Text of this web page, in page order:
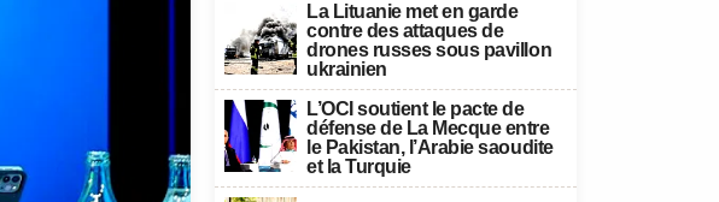
La Lituanie met en garde
contre des attaques de
drones russes sous pavillon
ukrainien
L’OCI soutient le pacte de
défense de La Mecque entre
le Pakistan, l’Arabie saoudite
et la Turquie